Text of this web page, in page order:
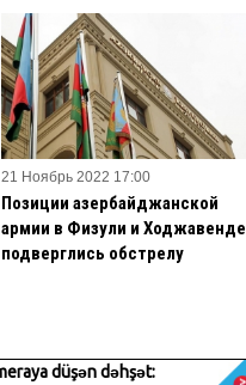
21 Ноябрь 2022 17:00
Позиции азербайджанской
армии в Физули и Ходжавенде
подверглись обстрелу